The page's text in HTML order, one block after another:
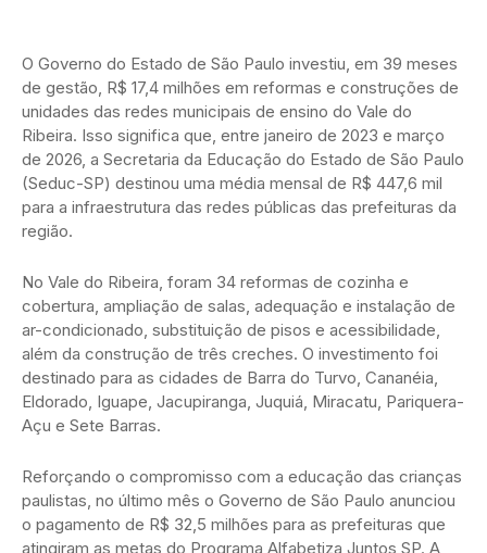
O Governo do Estado de São Paulo investiu, em 39 meses
de gestão, R$ 17,4 milhões em reformas e construções de
unidades das redes municipais de ensino do Vale do
Ribeira. Isso significa que, entre janeiro de 2023 e março
de 2026, a Secretaria da Educação do Estado de São Paulo
(Seduc-SP) destinou uma média mensal de R$ 447,6 mil
para a infraestrutura das redes públicas das prefeituras da
região.
No Vale do Ribeira, foram 34 reformas de cozinha e
cobertura, ampliação de salas, adequação e instalação de
ar-condicionado, substituição de pisos e acessibilidade,
além da construção de três creches. O investimento foi
destinado para as cidades de Barra do Turvo, Cananéia,
Eldorado, Iguape, Jacupiranga, Juquiá, Miracatu, Pariquera-
Açu e Sete Barras.
Reforçando o compromisso com a educação das crianças
paulistas, no último mês o Governo de São Paulo anunciou
o pagamento de R$ 32,5 milhões para as prefeituras que
atingiram as metas do Programa Alfabetiza Juntos SP. A